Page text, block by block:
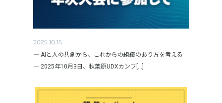
2025.10.15
― AIと人の共創から、これからの組織のあり方を考える
― 2025年10月3日、秋葉原UDXカンフ[...]